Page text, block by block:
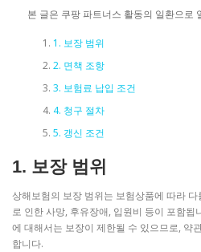
본 글은 쿠팡 파트너스 활동의 일환으로
1. 보장 범위
2. 면책 조항
3. 보험료 납입 조건
4. 청구 절차
5. 갱신 조건
1. 보장 범위
상해보험의 보장 범위는 보험상품에 따라
로 인한 사망, 후유장애, 입원비 등이 포함
에 대해서는 보장이 제한될 수 있으므로, 약
합니다.